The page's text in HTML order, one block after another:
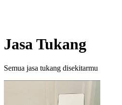
Jasa Tukang
Semua jasa tukang disekitarmu